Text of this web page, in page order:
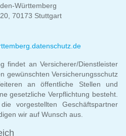
Württemberg
70173 Stuttgart
findet an Versicherer/Dienstleister
gewünschten Versicherungsschutz
an öffentliche Stellen und
gesetzliche Verpflichtung besteht.
vorgestellten Geschäftspartner
wir auf Wunsch aus.